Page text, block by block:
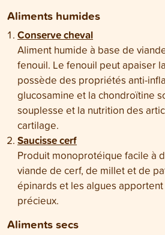
Aliments humides
Conserve cheval
Aliment humide à base de
fenouil. Le fenouil peut apaiser
possède des propriétés anti-
glucosamine et la chondroïtine
souplesse et la nutrition des
cartilage.
Saucisse cerf
Produit monoprotéique facile à
viande de cerf, de millet et de
épinards et les algues
précieux.
Aliments secs